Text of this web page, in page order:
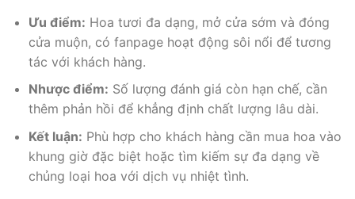
Ưu điểm: Hoa tươi đa dạng, mở cửa sớm và đóng
cửa muộn, có fanpage hoạt động sôi nổi để tương
tác với khách hàng.
Nhược điểm: Số lượng đánh giá còn hạn chế, cần
thêm phản hồi để khẳng định chất lượng lâu dài.
Kết luận: Phù hợp cho khách hàng cần mua hoa vào
khung giờ đặc biệt hoặc tìm kiếm sự đa dạng về
chủng loại hoa với dịch vụ nhiệt tình.